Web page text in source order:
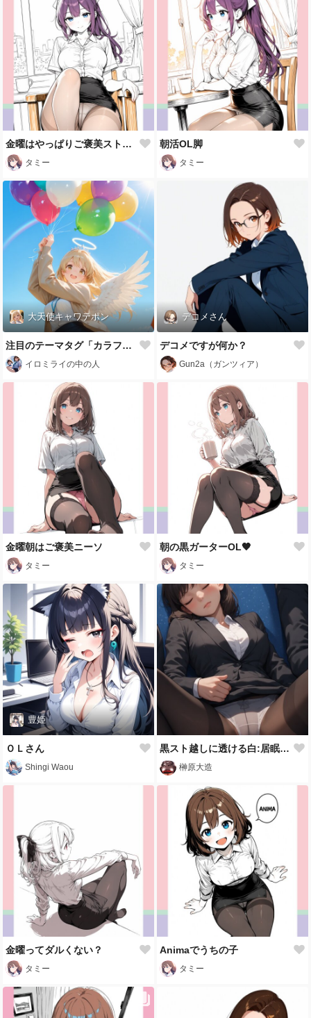
金曜はやっぱりご褒美ストッキング❤
タミー
朝活OL脚
タミー
大天使キャワテポン
注目のテーマタグ「カラフル」を開催いたします!※プロンプト有り
イロミライの中の人
デコメさん
デコメですが何か？
Gun2a（ガンツィア）
金曜朝はご褒美ニーソ
タミー
朝の黒ガーターOL🖤
タミー
豊姫
ＯＬさん
Shingi Waou
黒スト越しに透ける白:居眠り通勤OLの無防備パンチラ画像集
榊原大造
金曜ってダルくない？
タミー
Animaでうちの子
タミー